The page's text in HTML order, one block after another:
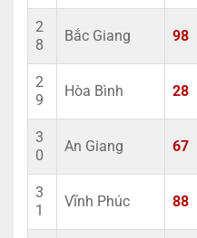
2
8
Bắc Giang 98
2
9
Hòa Bình 28
3
0
An Giang 67
3
1
Vĩnh Phúc 88